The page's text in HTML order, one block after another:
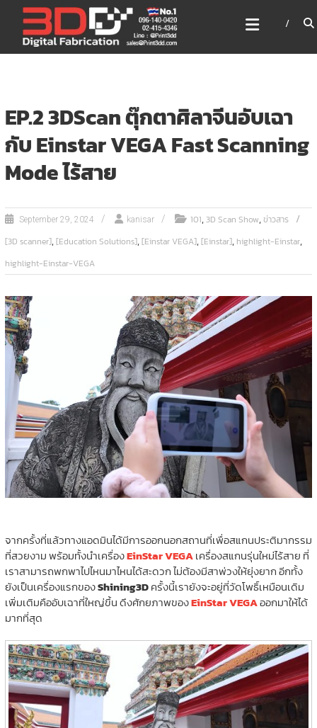
content
3DD DIGITAL FABRICATION
เครื่องพิมพ์3มิติ สแกนเนอร์
เลเซอร์
EP.2 3DScan ตุ๊กตาศิลาจีนอับเฉา
กับ Einstar VEGA Fast Scanning
Mode ไร้สาย
September 29, 2024 kanisar 101,3D Scan Show,ข่าวสาร
[3D scanner],[Education Solutions],[Einstar VEGA],[Einstar], highlight-Einstar,
highlight-Einstar-VEGA
จากครั้งที่แล้วทางแอดมินได้มีการออกนอกสถานที่เพื่อสแกนประติมากรรม
ที่สวยงาม พร้อมทั้งนำเครื่องEinStar VEGAเครื่องสแกนรุ่นใหม่ไร้สาย ที่
เราสามารถพกพาไปไหนมาไหนได้สะดวก ไม่ต้องมีสาพ่วงให้ยุ่งยาก อีกทั้ง
ยังเป็นเครื่องแรกของShining3Dครั้งนี้เรายังจะอยู่ที่วัดโพธิ์เหมือนเดิม
เพิ่มเติมคืออับเฉาที่ใหญ่ขึ้น ดึงศักยภาพของEinStar VEGAออกมาให้ได้
มากที่สุด